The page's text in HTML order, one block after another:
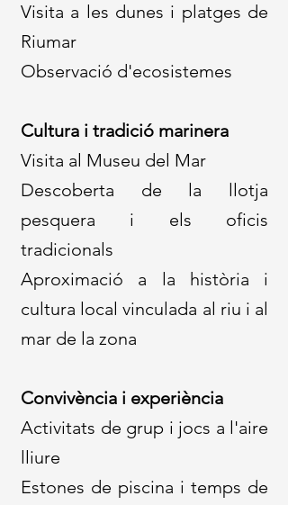
Visita a les dunes i platges de
Riumar
Observació d'ecosistemes
Cultura i tradició marinera
Visita al Museu del Mar
Descoberta de la llotja
pesquera i els oficis
tradicionals
Aproximació a la història i
cultura local vinculada al riu i al
mar de la zona
Convivència i experiència
Activitats de grup i jocs a l'aire
lliure
Estones de piscina i temps de